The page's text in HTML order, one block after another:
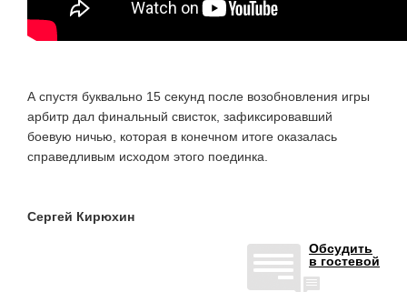
А спустя буквально 15 секунд после возобновления игры
арбитр дал финальный свисток, зафиксировавший
боевую ничью, которая в конечном итоге оказалась
справедливым исходом этого поединка.
Сергей Кирюхин
Обсудить
в гостевой